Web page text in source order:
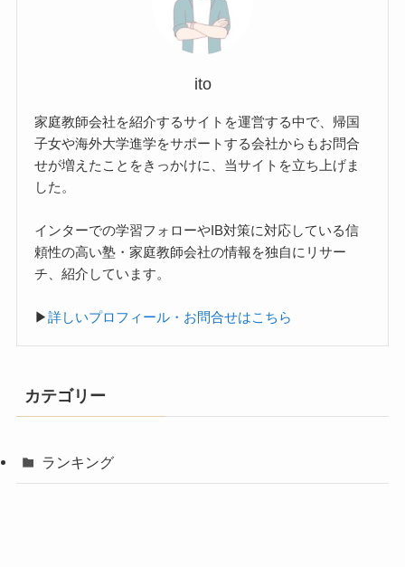
ito
家庭教師会社を紹介するサイトを運営する中で、帰国
子女や海外大学進学をサポートする会社からもお問合
せが増えたことをきっかけに、当サイトを立ち上げま
した。
インターでの学習フォローやIB対策に対応している信
頼性の高い塾・家庭教師会社の情報を独自にリサー
チ、紹介しています。
▶︎詳しいプロフィール・お問合せはこちら
カテゴリー
ランキング